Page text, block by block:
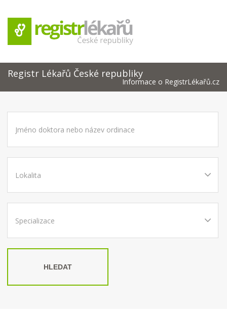
Registr Lékařů České republiky
Informace o RegistrLékařů.cz
HLEDAT